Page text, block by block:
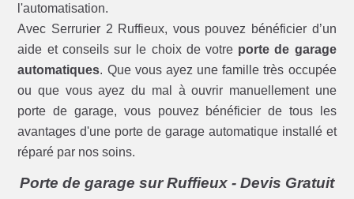
l'automatisation.
Avec Serrurier 2 Ruffieux, vous pouvez bénéficier d’un
aide et conseils sur le choix de votre porte de garage
automatiques. Que vous ayez une famille très occupée
ou que vous ayez du mal à ouvrir manuellement une
porte de garage, vous pouvez bénéficier de tous les
avantages d'une porte de garage automatique installé et
réparé par nos soins.
Porte de garage sur Ruffieux - Devis Gratuit